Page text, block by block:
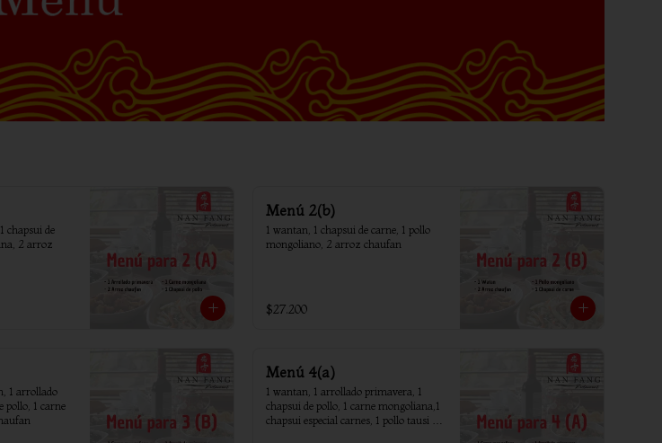
chapsui de
2 arroz
Menú 2(b)
1 wantan, 1 chapsui de carne, 1 pollo
mongoliano, 2 arroz chaufan
$27.200
1 arrollado
pollo, 1 carne
Menú 4(a)
1 wantan, 1 arrollado primavera, 1
chapsui de pollo, 1 carne mongoliana,1
chapsui especial carnes, 1 pollo tausi 4